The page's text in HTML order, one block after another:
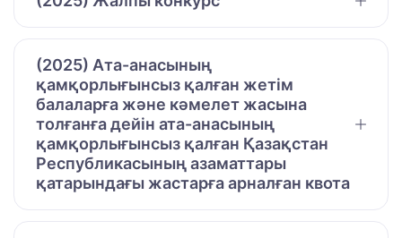
(2025) Ата-анасының
қамқорлығынсыз қалған жетім
балаларға және кәмелет жасына
толғанға дейін ата-анасының
қамқорлығынсыз қалған Қазақстан
Республикасының азаматтары
қатарындағы жастарға арналған квота